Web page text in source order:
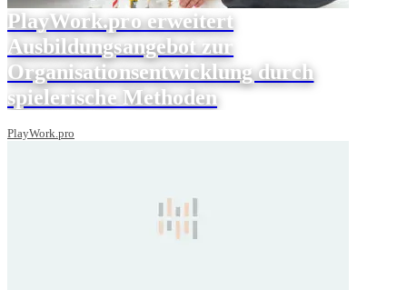
PlayWork.pro erweitert
Ausbildungsangebot zur
Organisationsentwicklung durch
spielerische Methoden
PlayWork.pro